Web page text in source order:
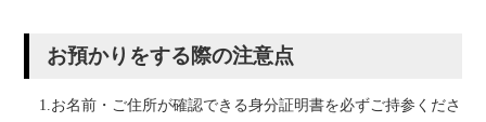
お預かりをする際の注意点
1.お名前・ご住所が確認できる身分証明書を必ずご持参くださ